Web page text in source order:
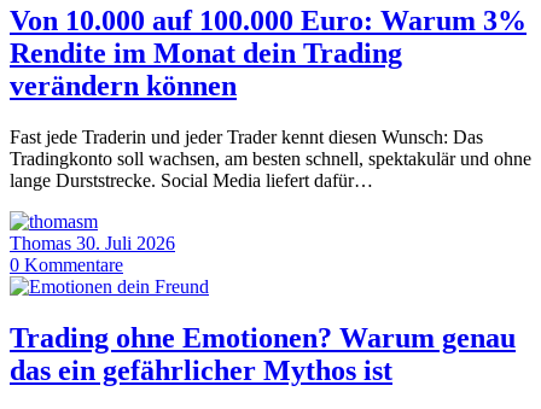
Von 10.000 auf 100.000 Euro: Warum 3%
Rendite im Monat dein Trading
verändern können
Fast jede Traderin und jeder Trader kennt diesen Wunsch: Das
Tradingkonto soll wachsen, am besten schnell, spektakulär und ohne
lange Durststrecke. Social Media liefert dafür…
Thomas 30. Juli 2026
0 Kommentare
Trading ohne Emotionen? Warum genau
das ein gefährlicher Mythos ist